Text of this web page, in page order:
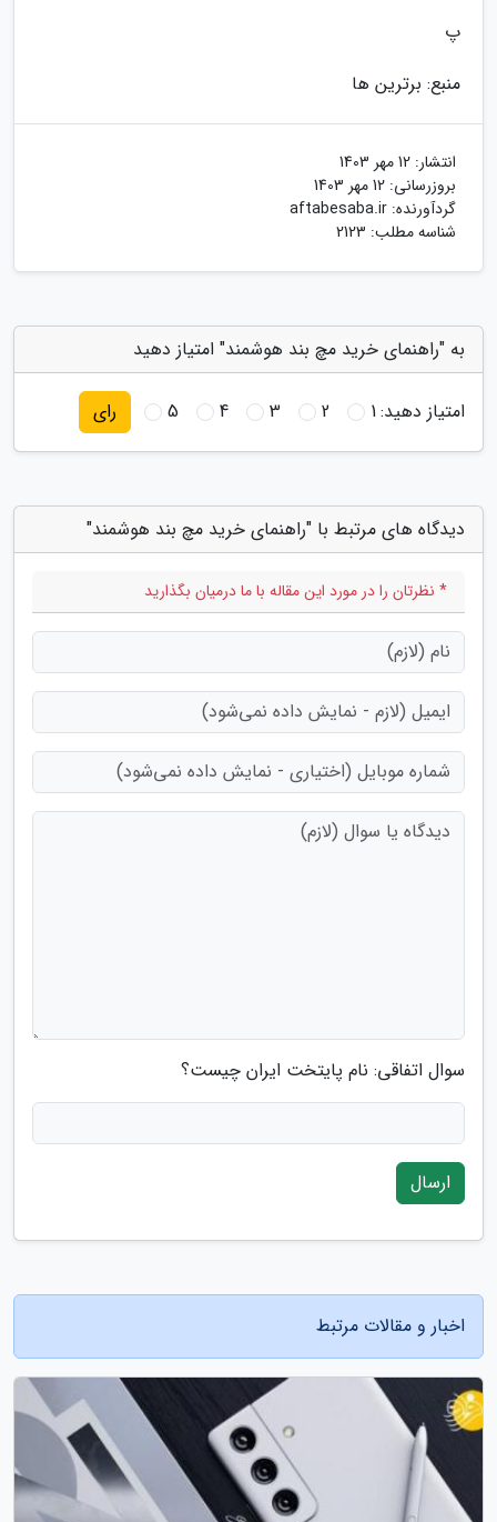
پ
منبع: برترین ها
انتشار: 12 مهر 1403
بروزرسانی: 12 مهر 1403
گردآورنده: aftabesaba.ir
شناسه مطلب: 2123
به "راهنمای خرید مچ بند هوشمند" امتیاز دهید
امتیاز دهید:1
2
3
4
5 رای
دیدگاه های مرتبط با "راهنمای خرید مچ بند هوشمند"
* نظرتان را در مورد این مقاله با ما درمیان بگذارید
سوال اتفاقی: نام پایتخت ایران چیست؟
ارسال
اخبار و مقالات مرتبط